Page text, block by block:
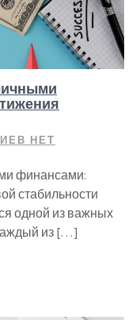
НЕТ
финансами:
стабильности
одной из важных
из […]